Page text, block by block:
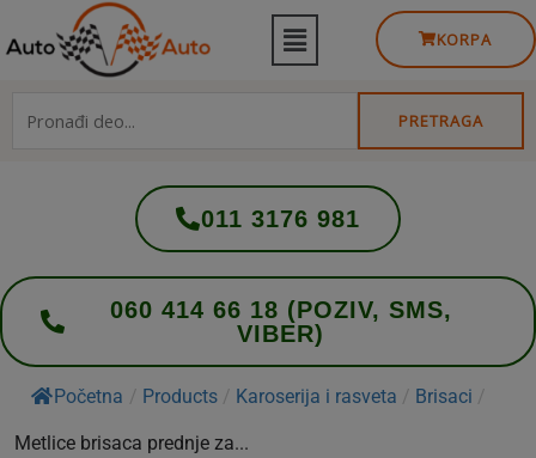
KORPA
PRETRAGA
011 3176 981
060 414 66 18 (POZIV, SMS,
VIBER)
Početna / Products / Karoserija i rasveta / Brisaci /
Metlice brisaca prednje za...